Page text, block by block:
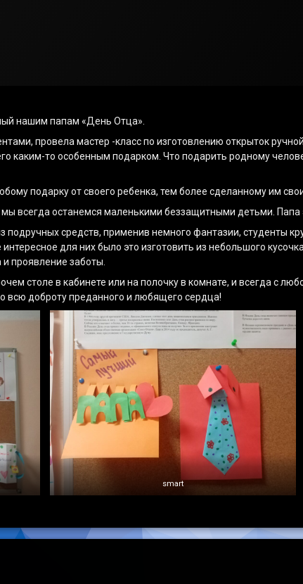
нашим папам «День Отца».
провела мастер -класс по изготовлению открыток
каким-то особенным подарком. Что подарить родному
подарку от своего ребенка, тем более сделанному им
всегда останемся маленькими беззащитными детьми. Папа
средств, применив немного фантазии, студенты
для них было это изготовить из небольшого
проявление заботы.
столе в кабинете или на полочку в комнате, и всегда с
доброту преданного и любящего сердца!
smart